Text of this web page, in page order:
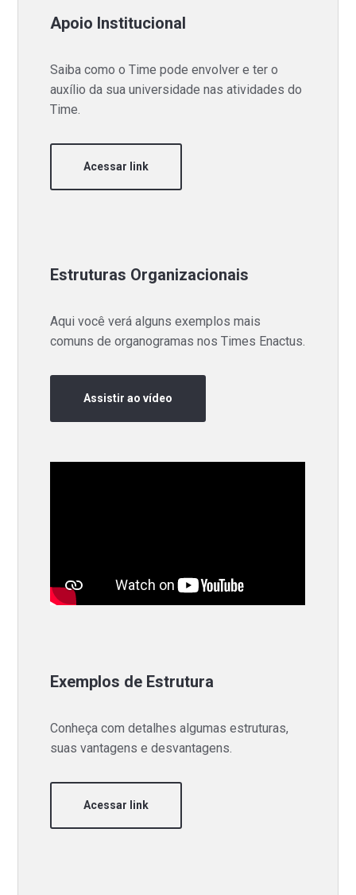
Apoio Institucional
Saiba como o Time pode envolver e ter o
auxílio da sua universidade nas atividades do
Time.
Acessar link
Estruturas Organizacionais
Aqui você verá alguns exemplos mais
comuns de organogramas nos Times Enactus.
Assistir ao vídeo
Exemplos de Estrutura
Conheça com detalhes algumas estruturas,
suas vantagens e desvantagens.
Acessar link